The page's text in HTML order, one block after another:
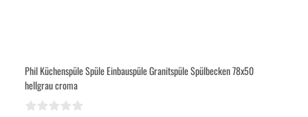
Phil Küchenspüle Spüle Einbauspüle Granitspüle Spülbecken 78x50
hellgrau croma